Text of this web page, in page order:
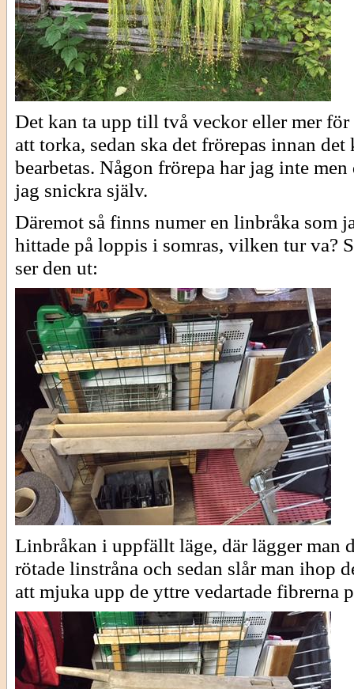
Det kan ta upp till två veckor eller mer
att torka, sedan ska det frörepas innan det
bearbetas. Någon frörepa har jag inte men
jag snickra själv.
Däremot så finns numer en linbråka som
hittade på loppis i somras, vilken tur va?
ser den ut:
Linbråkan i uppfällt läge, där lägger man
rötade linstråna och sedan slår man ihop
att mjuka upp de yttre vedartade fibrerna